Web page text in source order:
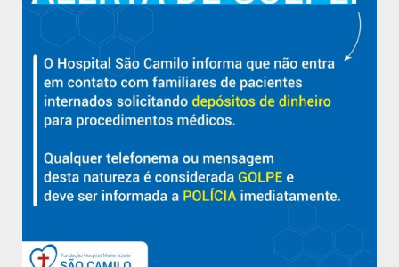
Hospital São Camilo – há mais de 50 anos cuidando da saúde
com qualidade, acolhimento e compromisso com a vida em
Aracruz e região.
Sobre
Diretorias